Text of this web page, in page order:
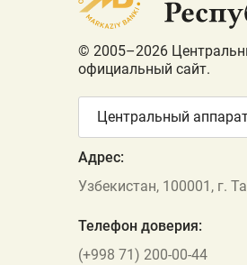
© 2005–2026
официальный сайт.
Центральный
Адрес:
Узбекистан, 100001, г.
Телефон доверия:
(+998 71) 200-00-44